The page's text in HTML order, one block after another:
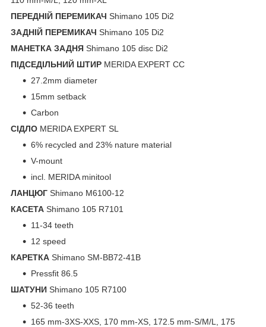
ПЕРЕДНІЙ ПЕРЕМИКАЧ Shimano 105 Di2
ЗАДНІЙ ПЕРЕМИКАЧ Shimano 105 Di2
МАНЕТКА ЗАДНЯ Shimano 105 disc Di2
ПІДСЕДІЛЬНИЙ ШТИР MERIDA EXPERT CC
27.2mm diameter
15mm setback
Carbon
СІДЛО MERIDA EXPERT SL
6% recycled and 23% nature material
V-mount
incl. MERIDA minitool
ЛАНЦЮГ Shimano M6100-12
КАСЕТА Shimano 105 R7101
11-34 teeth
12 speed
КАРЕТКА Shimano SM-BB72-41B
Pressfit 86.5
ШАТУНИ Shimano 105 R7100
52-36 teeth
165 mm-3XS-XXS, 170 mm-XS, 172.5 mm-S/M/L, 175